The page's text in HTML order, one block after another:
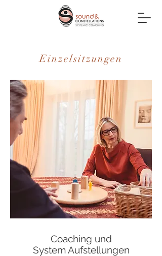
Einzelsitzungen
Coaching und
System Aufstellungen